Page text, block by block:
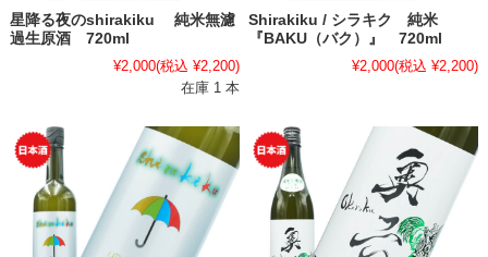
星降る夜のshirakiku 純米無濾
過生原酒 720ml
¥2,000(税込 ¥2,200)
在庫 1 本
Shirakiku / シラキク 純米
『BAKU（バク）』 720ml
¥2,000(税込 ¥2,200)